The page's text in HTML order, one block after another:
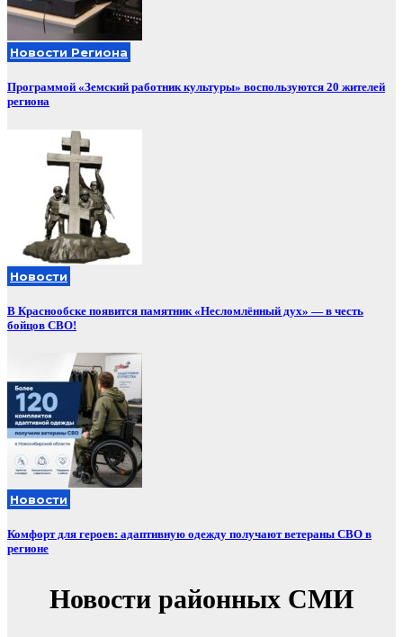
Новости Региона
Программой «Земский работник культуры» воспользуются 20 жителей
региона
Новости
В Краснообске появится памятник «Несломлённый дух» — в честь
бойцов СВО!
Новости
Комфорт для героев: адаптивную одежду получают ветераны СВО в
регионе